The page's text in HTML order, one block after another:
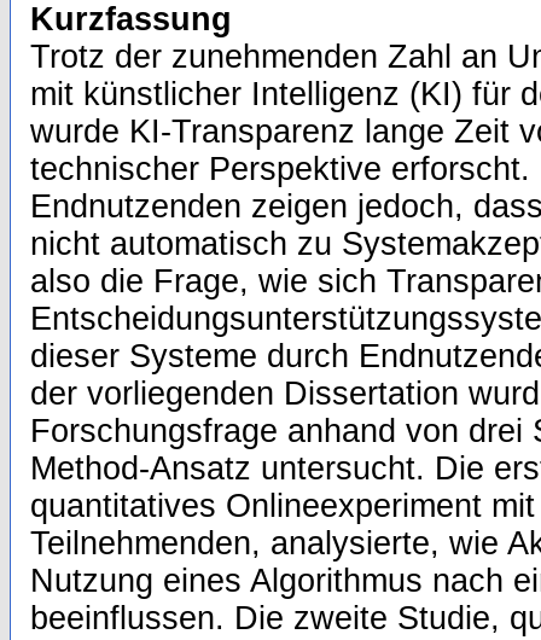
Kurzfassung
Trotz der zunehmenden Zahl an
mit künstlicher Intelligenz (KI) für
wurde KI-Transparenz lange Zeit
technischer Perspektive
Endnutzenden zeigen jedoch,
nicht automatisch zu
also die Frage, wie sich
dieser Systeme durch
der vorliegenden Dissertation
Forschungsfrage anhand von drei
Method-Ansatz untersucht. Die
quantitatives Onlineexperiment
Teilnehmenden, analysierte, wie
Nutzung eines Algorithmus nach
beeinflussen. Die zweite Studie,